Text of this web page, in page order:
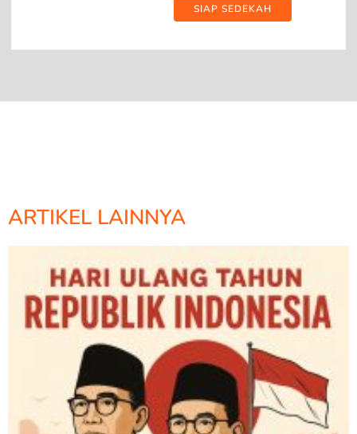
SIAP SEDEKAH
ARTIKEL LAINNYA